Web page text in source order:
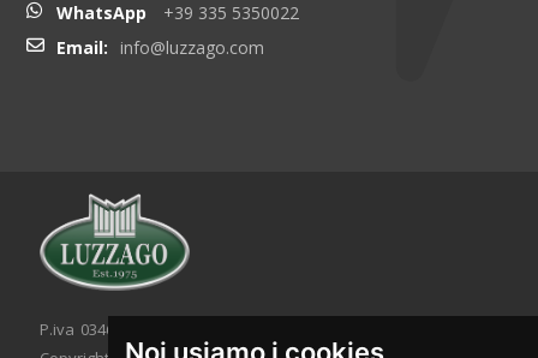
Noi usiamo i cookies
WhatsApp
+39 335 5350022
Email:
info@luzzago.com
P.iva 03467320986 - C.F. 03467320986